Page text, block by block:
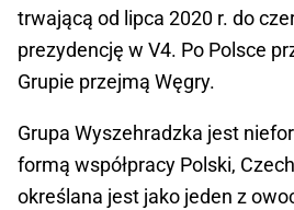
trwającą od lipca 2020 r. do
prezydencję w V4. Po Polsce
Grupie przejmą Węgry.
Grupa Wyszehradzka jest
formą współpracy Polski,
określana jest jako jeden z